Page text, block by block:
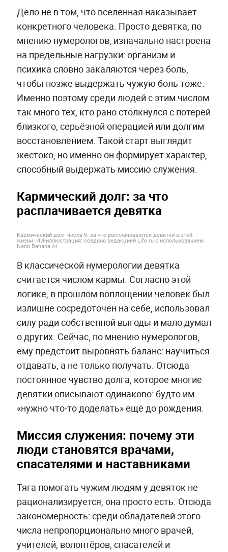
Дело не в том, что вселенная наказывает
конкретного человека. Просто девятка, по
мнению нумерологов, изначально настроена
на предельные нагрузки: организм и
психика словно закаляются через боль,
чтобы позже выдержать чужую боль тоже.
Именно поэтому среди людей с этим числом
так много тех, кто рано столкнулся с потерей
близкого, серьёзной операцией или долгим
восстановлением. Такой старт выглядит
жестоко, но именно он формирует характер,
способный выдержать миссию служения.
Кармический долг: за что
расплачивается девятка
Кармический долг числа 9: за что расплачиваются девятки в этой
жизни. ИИ-иллюстрация: создано редакцией Life.ru с использованием
Nano Banana AI
В классической нумерологии девятка
считается числом кармы. Согласно этой
логике, в прошлом воплощении человек был
излишне сосредоточен на себе, использовал
силу ради собственной выгоды и мало думал
о других. Сейчас, по мнению нумерологов,
ему предстоит выровнять баланс: научиться
отдавать, а не только получать. Отсюда
постоянное чувство долга, которое многие
девятки описывают одинаково: будто им
«нужно что-то доделать» ещё до рождения.
Миссия служения: почему эти
люди становятся врачами,
спасателями и наставниками
Тяга помогать чужим людям у девяток не
рационализируется, она просто есть. Отсюда
закономерность: среди обладателей этого
числа непропорционально много врачей,
учителей, волонтёров, спасателей и